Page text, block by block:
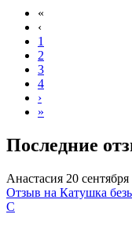
«
‹
1
2
3
4
›
»
Последние
Анастасия 20
Отзыв на Катушка
C